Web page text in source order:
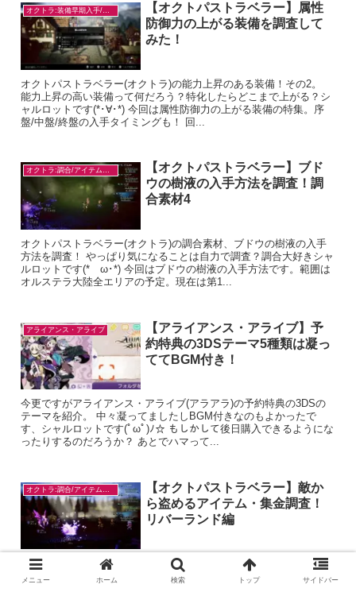
オクトラ:装備早期入手/目的別
【オクトパストラベラー】属性
防御力の上がる装備を調査して
みた！
オクトパストラベラー(オクトラ)の能力上昇のある装備！その2。
能力上昇の高い装備って何だろう？特化したらどこまで上がる？シ
ャルロットです(*･∀･*) 今回は属性防御力の上がる装備の特集。序
盤/中盤/終盤の入手タイミングも！ 回...
オクトラ:調合/アイテム入手
【オクトパストラベラー】ブド
ウの樹液の入手方法を調査！調
合素材4
オクトパストラベラー(オクトラ)の調合素材、ブドウの樹液の入手
方法を調査！ やっぱり気になることは自力で調査？調合大好きシャ
ルロットです(*ゝω･*) 今回はブドウの樹液の入手方法です。範囲は
オルステラ大陸全エリアの予定。現在は第1...
アライアンス・アライブ
【アライアンス・アライブ】予
約特典の3DSテーマ5種類は凝っ
ててBGM付き！
今更ですがアライアンス・アライブ(アラアラ)の予約特典の3DSの
テーマを紹介。 中々凝ってましたしBGM付きなのもよかったで
す、シャルロットです(ﾟωﾟ)ﾉ☆ もしかして後日購入できるようにな
ったりするのだろうか？ あとでハマって...
オクトラ:調合/アイテム入手
【オクトパストラベラー】敵か
ら盗めるアイテム・集金調査！
リバーランド編
オクトパストラベラー(オクトラ)の敵から盗めるアイテム・集金調
査！ 全てゲーム内で盗んで調査しましたが、自力だと骨が折れます
メニュー ホーム 検索 トップ サイドバー